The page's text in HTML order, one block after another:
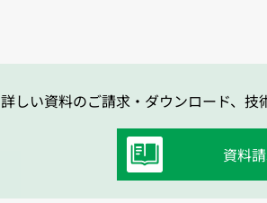
詳しい資料のご請求・ダウンロード、技
資料